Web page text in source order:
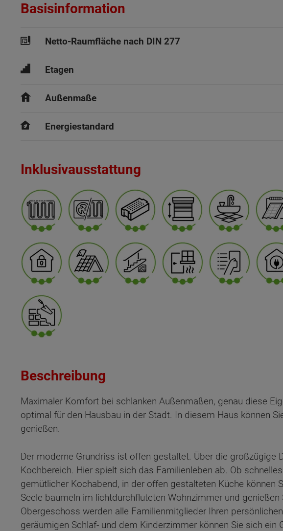
Basisinformation
Netto-Raumfläche nach DIN 277
Etagen
Außenmaße
Energiestandard
Inklusivausstattung
Beschreibung
Maximaler Komfort bei schlanken Außenmaßen, genau diese
optimal für den Hausbau in der Stadt. In diesem Haus können
genießen.
Der moderne Grundriss ist offen gestaltet. Über die großzügige
Kochbereich. Hier spielt sich das Familienleben ab. Ob
gemütlicher Kochabend, in der offen gestalteten Küche können
Seele baumeln im lichtdurchfluteten Wohnzimmer und genießen
Obergeschoss werden alle Familienmitglieder Ihren
geräumigen Schlaf- und dem Kinderzimmer können Sie sich ein